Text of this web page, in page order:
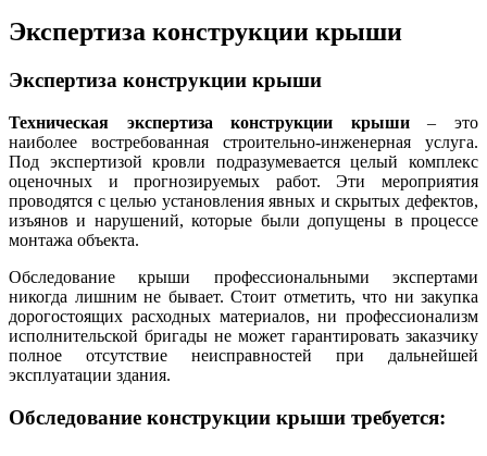
Экспертиза конструкции крыши
Экспертиза конструкции крыши
Техническая экспертиза конструкции крыши– это
наиболее востребованная строительно-инженерная услуга.
Под экспертизой кровли подразумевается целый комплекс
оценочных и прогнозируемых работ. Эти мероприятия
проводятся с целью установления явных и скрытых дефектов,
изъянов и нарушений, которые были допущены в процессе
монтажа объекта.
Обследование крыши профессиональными экспертами
никогда лишним не бывает. Стоит отметить, что ни закупка
дорогостоящих расходных материалов, ни профессионализм
исполнительской бригады не может гарантировать заказчику
полное отсутствие неисправностей при дальнейшей
эксплуатации здания.
Обследование конструкции крыши требуется: